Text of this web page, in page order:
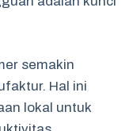
semakin
Hal ini
lokal untuk